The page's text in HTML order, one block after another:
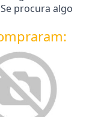
procura algo